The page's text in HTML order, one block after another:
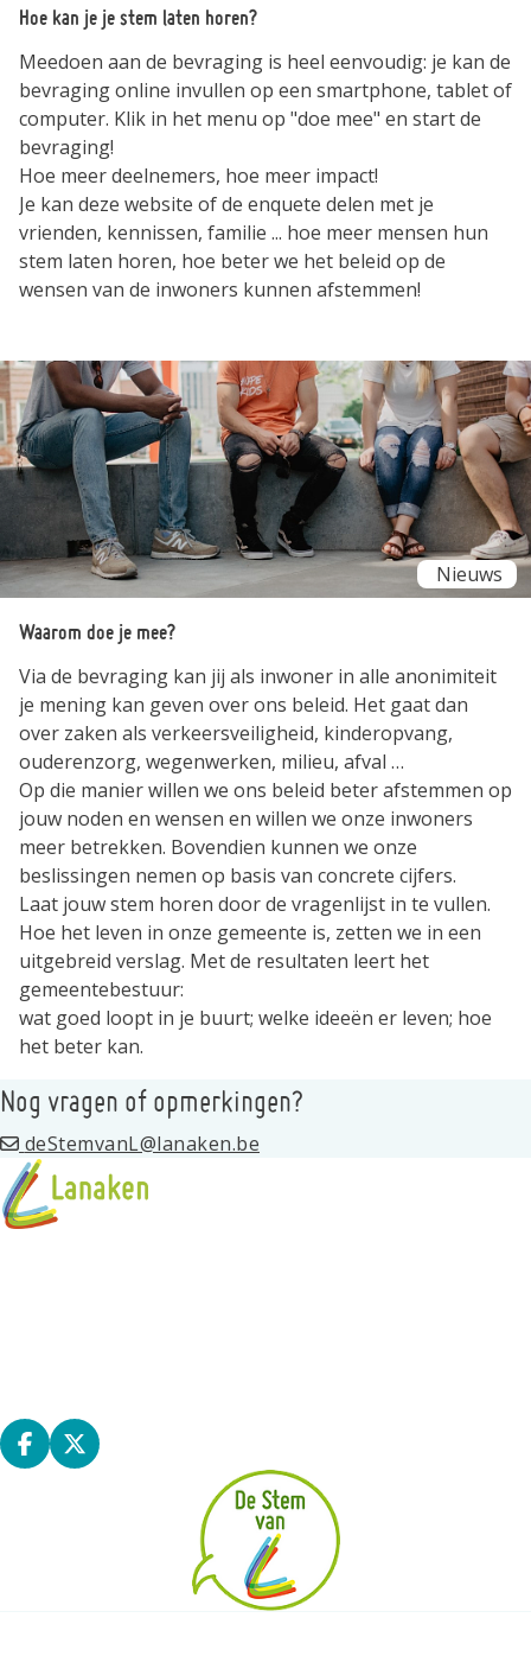
Hoe kan je je stem laten horen?
Meedoen aan de bevraging is heel eenvoudig: je kan de
bevraging online invullen op een smartphone, tablet of
computer. Klik in het menu op "doe mee" en start de
bevraging!
Hoe meer deelnemers, hoe meer impact!
Je kan deze website of de enquete delen met je
vrienden, kennissen, familie ... hoe meer mensen hun
stem laten horen, hoe beter we het beleid op de
wensen van de inwoners kunnen afstemmen!
Nieuws
Waarom doe je mee?
Via de bevraging kan jij als inwoner in alle anonimiteit
je mening kan geven over ons beleid. Het gaat dan
over zaken als verkeersveiligheid, kinderopvang,
ouderenzorg, wegenwerken, milieu, afval …
Op die manier willen we ons beleid beter afstemmen op
jouw noden en wensen en willen we onze inwoners
meer betrekken. Bovendien kunnen we onze
beslissingen nemen op basis van concrete cijfers.
Laat jouw stem horen door de vragenlijst in te vullen.
Hoe het leven in onze gemeente is, zetten we in een
uitgebreid verslag. Met de resultaten leert het
gemeentebestuur:
wat goed loopt in je buurt; welke ideeën er leven; hoe
het beter kan.
Nog vragen of opmerkingen?
deStemvanL@lanaken.be
Deel op facebook
Deel op X